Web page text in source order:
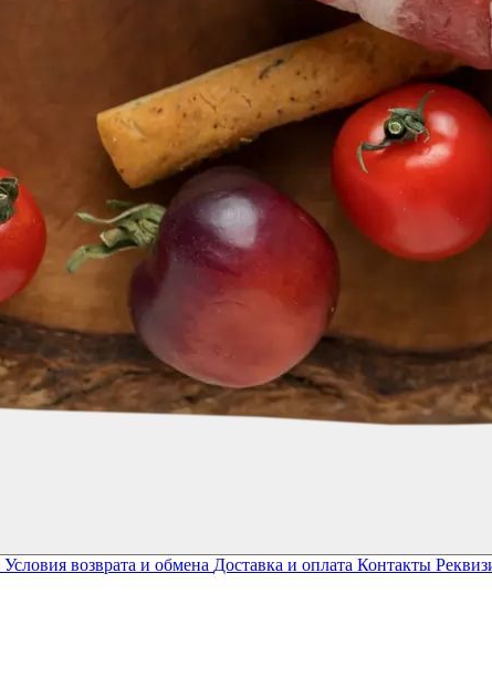
Условия возврата и обмена Доставка и оплата Контакты